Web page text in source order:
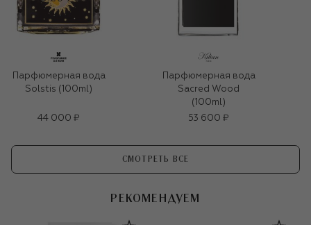
Парфюмерная вода
Solstis (100ml)
44 000 ₽
Парфюмерная вода
Sacred Wood
(100ml)
53 600 ₽
СМОТРЕТЬ ВСЕ
РЕКОМЕНДУЕМ